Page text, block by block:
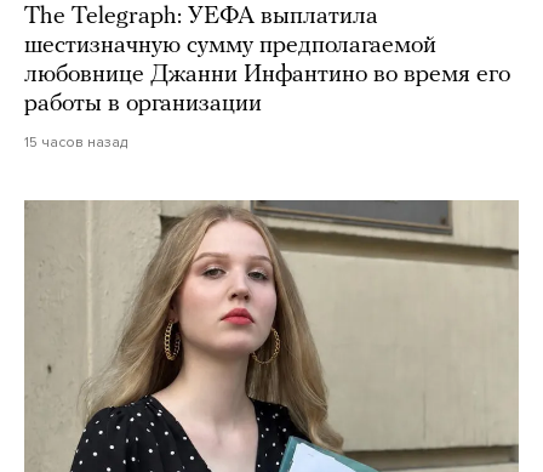
The Telegraph: УЕФА выплатила
шестизначную сумму предполагаемой
любовнице Джанни Инфантино во время его
работы в организации
15 часов назад